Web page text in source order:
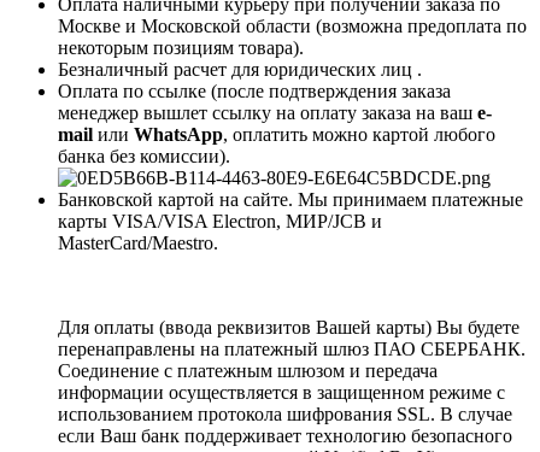
Москве и Московской области (возможна предоплата по
некоторым позициям товара).
Безналичный расчет для юридических лиц .
Оплата по ссылке (после подтверждения заказа
менеджер вышлет ссылку на оплату заказа на ваш e-
mail или WhatsApp, оплатить можно картой любого
банка без комиссии).
Банковской картой на сайте. Мы принимаем платежные
карты VISA/VISA Electron, МИР/JCB и
MasterCard/Maestro.
Для оплаты (ввода реквизитов Вашей карты) Вы будете
перенаправлены на платежный шлюз ПАО СБЕРБАНК.
Соединение с платежным шлюзом и передача
информации осуществляется в защищенном режиме с
использованием протокола шифрования SSL. В случае
если Ваш банк поддерживает технологию безопасного